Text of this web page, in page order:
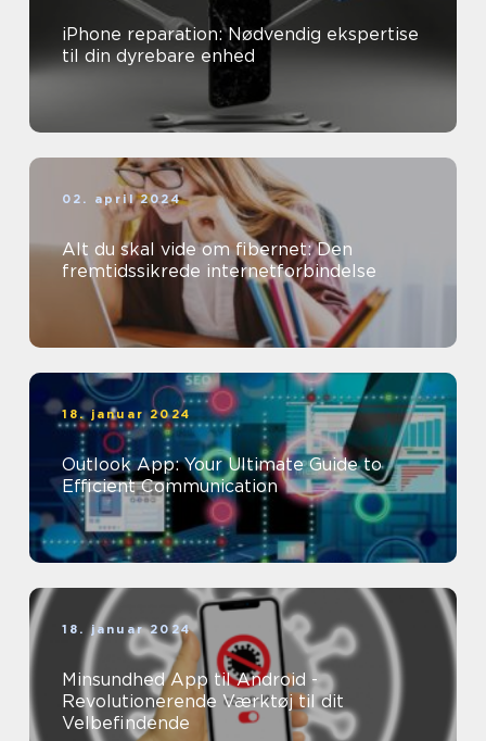
iPhone reparation: Nødvendig ekspertise
til din dyrebare enhed
02. april 2024
Alt du skal vide om fibernet: Den
fremtidssikrede internetforbindelse
18. januar 2024
Outlook App: Your Ultimate Guide to
Efficient Communication
18. januar 2024
Minsundhed App til Android -
Revolutionerende Værktøj til dit
Velbefindende